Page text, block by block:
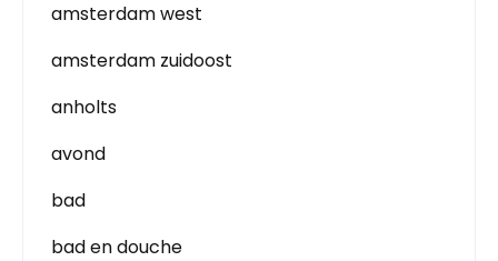
amsterdam west
amsterdam zuidoost
anholts
avond
bad
bad en douche